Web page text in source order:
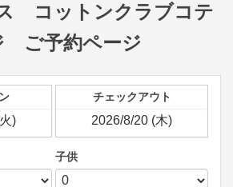
コットンクラブコテ
ご予約ページ
チェックアウト
子供